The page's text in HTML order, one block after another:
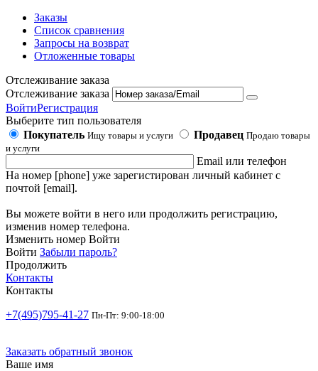
Заказы
Список сравнения
Запросы на возврат
Отложенные товары
Отслеживание заказа
Отслеживание заказа
ВойтиРегистрация
Выберите тип пользователя
Покупатель Ищу товары и услуги Продавец Продаю товары
и услуги
Email или телефон
На номер [phone] уже зарегистирован личный кабинет с
почтой [email].
Вы можете войти в него или продолжить регистрацию,
изменив номер телефона.
Изменить номер Войти
Войти Забыли пароль?
Продолжить
Контакты
Контакты
+7(495)795-41-27 Пн-Пт: 9:00-18:00
Заказать обратный звонок
Ваше имя